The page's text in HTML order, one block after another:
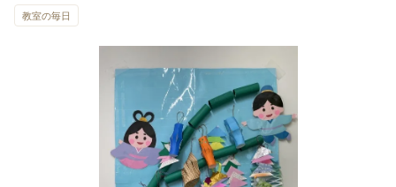
教室の毎日